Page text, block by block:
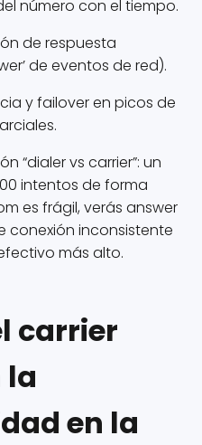
número con el tiempo.
de respuesta
de eventos de red).
y failover en picos de
“dialer vs carrier”: un
intentos de forma
es frágil, verás answer
conexión inconsistente
más alto.
carrier
la
en la